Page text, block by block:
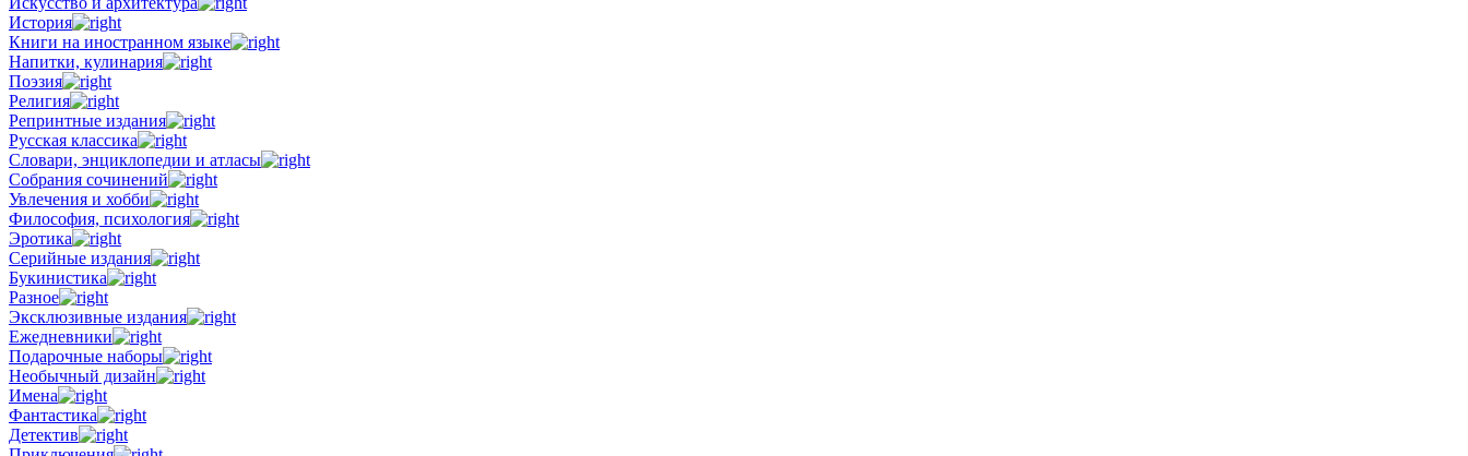
История
Книги на иностранном языке
Напитки, кулинария
Поэзия
Религия
Репринтные издания
Русская классика
Словари, энциклопедии и атласы
Собрания сочинений
Увлечения и хобби
Философия, психология
Эротика
Серийные издания
Букинистика
Разное
Эксклюзивные издания
Ежедневники
Подарочные наборы
Необычный дизайн
Имена
Фантастика
Детектив